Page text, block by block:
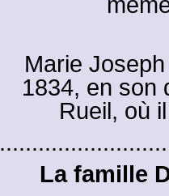
Marie
1834, en son
Rueil, où
La famille